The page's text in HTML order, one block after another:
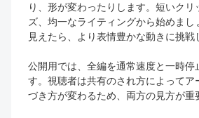
り、形が変わったりします。短いクリ
ズ、均一なライティングから始めまし
見えたら、より表情豊かな動きに挑戦
公開用では、全編を通常速度と一時停
す。視聴者は共有のされ方によってア
づき方が変わるため、両方の見方が重